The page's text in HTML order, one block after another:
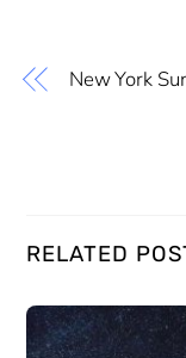
New York
RELATED